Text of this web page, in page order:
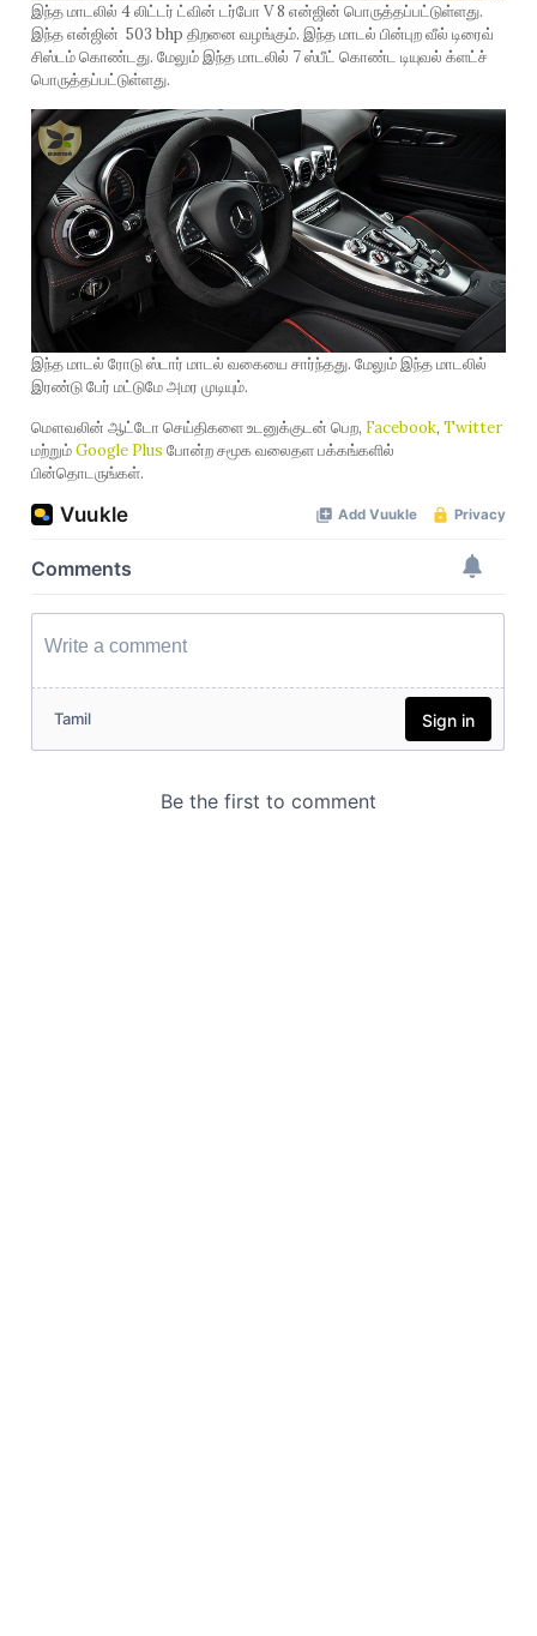
இந்த மாடலில் 4 லிட்டர் ட்வின் டர்போ V 8 என்ஜின் பொருத்தப்பட்டுள்ளது.
இந்த என்ஜின் 503 bhp திறனை வழங்கும். இந்த மாடல் பின்புற வீல் டிரைவ்
சிஸ்டம் கொண்டது. மேலும் இந்த மாடலில் 7 ஸ்பீட் கொண்ட டியுவல் க்ளட்ச்
பொருத்தப்பட்டுள்ளது.
இந்த மாடல் ரோடு ஸ்டார் மாடல் வகையை சார்ந்தது. மேலும் இந்த மாடலில்
இரண்டு பேர் மட்டுமே அமர முடியும்.
மௌவலின் ஆட்டோ செய்திகளை உடனுக்குடன் பெற, Facebook, Twitter
மற்றும்Google Plus போன்ற சமூக வலைதள பக்கங்களில்
பின்தொடருங்கள்.